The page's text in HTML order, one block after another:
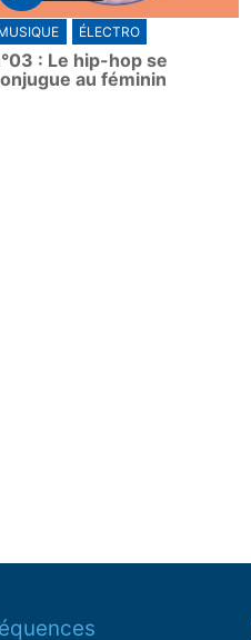
P
l
a
y
ÉLECTRO
: Le hip-hop se
au féminin